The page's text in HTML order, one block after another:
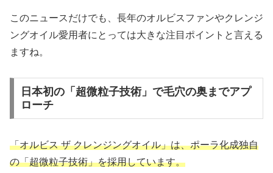
このニュースだけでも、長年のオルビスファンやクレンジ
ングオイル愛用者にとっては大きな注目ポイントと言える
ますね。
日本初の「超微粒子技術」で毛穴の奥までアプ
ローチ
「オルビス ザ クレンジングオイル」は、ポーラ化成独自
の「超微粒子技術」を採用しています。